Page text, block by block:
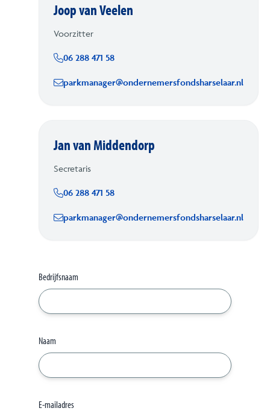
Joop van Veelen
Voorzitter
06 288 471 58
parkmanager@ondernemersfondsharselaar.nl
Jan van Middendorp
Secretaris
06 288 471 58
parkmanager@ondernemersfondsharselaar.nl
Bedrijfsnaam
Naam
E-mailadres